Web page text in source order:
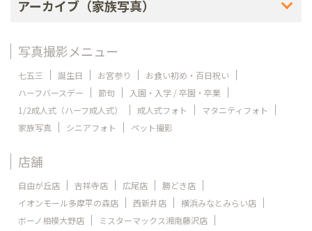
アーカイブ（家族写真）
写真撮影メニュー
七五三 誕生日 お宮参り
お食い初め・百日祝い
ハーフバースデー
節句
入園・入学 / 卒園・卒業
1/2成人式（ハーフ成人式）
成人式フォト
マタニティフォト
家族写真
シニアフォト ペット撮影
店舗
自由が丘店 吉祥寺店 広尾店
勝どき店
イオンモール多摩平の森店
西新井店
横浜みなとみらい店
ボーノ相模大野店
ミスターマックス湘南藤沢店